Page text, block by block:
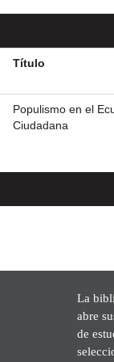
Título
Populismo en el
Ciudadana
La
abre
de